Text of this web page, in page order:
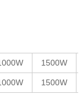
1500W
1500W